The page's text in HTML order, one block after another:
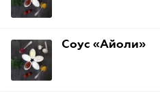
Соус «Айоли»